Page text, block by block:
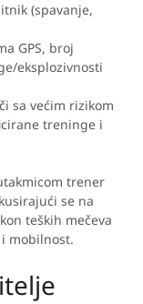
(spavanje,
GPS, broj
eksplozivnosti
sa većim rizikom
treninge i
trener
se na
teških mečeva
mobilnost.